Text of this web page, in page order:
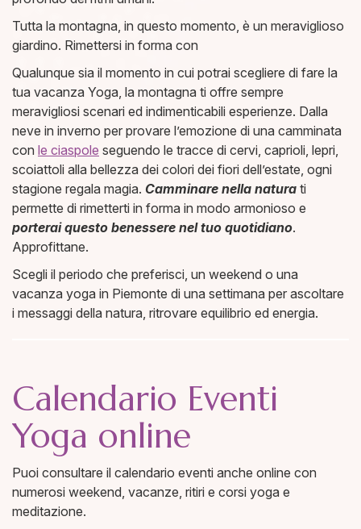
Tutta la montagna, in questo momento, è un meraviglioso
giardino. Rimettersi in forma con
Qualunque sia il momento in cui potrai scegliere di fare la
tua vacanza Yoga, la montagna ti offre sempre
meravigliosi scenari ed indimenticabili esperienze. Dalla
neve in inverno per provare l’emozione di una camminata
con le ciaspole seguendo le tracce di cervi, caprioli, lepri,
scoiattoli alla bellezza dei colori dei fiori dell’estate, ogni
stagione regala magia. Camminare nella natura ti
permette di rimetterti in forma in modo armonioso e
porterai questo benessere nel tuo quotidiano.
Approfittane.
Scegli il periodo che preferisci, un weekend o una
vacanza yoga in Piemonte di una settimana per ascoltare
i messaggi della natura, ritrovare equilibrio ed energia.
Calendario Eventi
Yoga online
Puoi consultare il calendario eventi anche online con
numerosi weekend, vacanze, ritiri e corsi yoga e
meditazione.